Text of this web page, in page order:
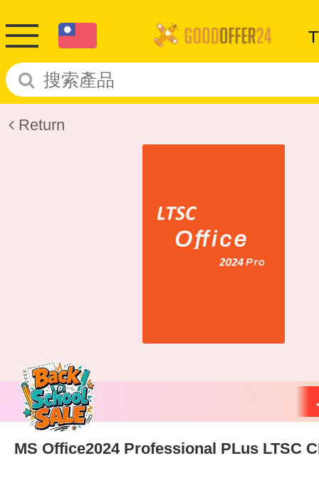
Return
MS Office2024 Professional PLus LTSC